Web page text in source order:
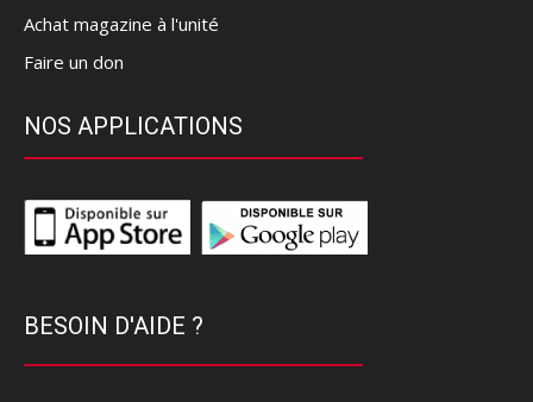
Achat magazine à l'unité
Faire un don
NOS APPLICATIONS
BESOIN D'AIDE ?